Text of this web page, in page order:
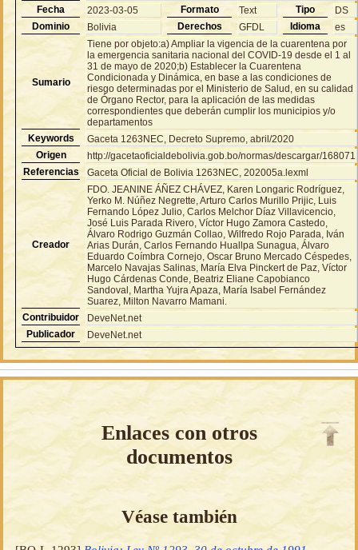
Fecha
2023-03-05 Formato Text Tipo
DS
Dominio
Bolivia Derechos GFDL Idioma es
Sumario
Tiene por objeto:a) Ampliar la vigencia de la cuarentena por
la emergencia sanitaria nacional del COVID-19 desde el 1 al
31 de mayo de 2020;b) Establecer la Cuarentena
Condicionada y Dinámica, en base a las condiciones de
riesgo determinadas por el Ministerio de Salud, en su calidad
de Órgano Rector, para la aplicación de las medidas
correspondientes que deberán cumplir los municipios y/o
departamentos
Keywords
Gaceta 1263NEC, Decreto Supremo, abril/2020
Origen
http://gacetaoficialdebolivia.gob.bo/normas/descargar/168071
Referencias
Gaceta Oficial de Bolivia 1263NEC, 202005a.lexml
Creador
FDO. JEANINE ÁÑEZ CHÁVEZ, Karen Longaric Rodríguez,
Yerko M. Núñez Negrette, Arturo Carlos Murillo Prijic, Luis
Fernando López Julio, Carlos Melchor Díaz Villavicencio,
José Luis Parada Rivero, Víctor Hugo Zamora Castedo,
Álvaro Rodrigo Guzmán Collao, Wilfredo Rojo Parada, Iván
Arias Durán, Carlos Fernando Huallpa Sunagua, Álvaro
Eduardo Coímbra Cornejo, Oscar Bruno Mercado Céspedes,
Marcelo Navajas Salinas, María Elva Pinckert de Paz, Víctor
Hugo Cárdenas Conde, Beatriz Eliane Capobianco
Sandoval, Martha Yujra Apaza, María Isabel Fernández
Suarez, Milton Navarro Mamani.
Contribuidor
DeveNet.net
Publicador
DeveNet.net
Enlaces con otros
documentos
Véase también